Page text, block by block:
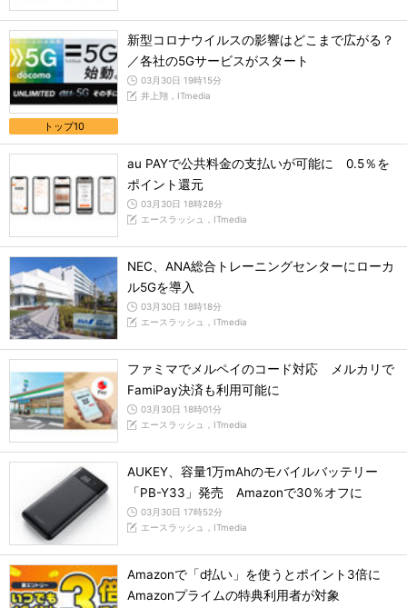
トップ10
新型コロナウイルスの影響はどこまで広がる？
／各社の5Gサービスがスタート
03月30日 19時15分
井上翔，ITmedia
au PAYで公共料金の支払いが可能に 0.5％を
ポイント還元
03月30日 18時28分
エースラッシュ，ITmedia
NEC、ANA総合トレーニングセンターにローカ
ル5Gを導入
03月30日 18時18分
エースラッシュ，ITmedia
ファミマでメルペイのコード対応 メルカリで
FamiPay決済も利用可能に
03月30日 18時01分
エースラッシュ，ITmedia
AUKEY、容量1万mAhのモバイルバッテリー
「PB-Y33」発売 Amazonで30％オフに
03月30日 17時52分
エースラッシュ，ITmedia
Amazonで「d払い」を使うとポイント3倍に
Amazonプライムの特典利用者が対象